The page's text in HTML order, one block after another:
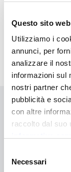
Questo sito
Utilizziamo i
annunci, per
analizzare il
informazioni sul
nostri partner
pubblicità e
con altre
raccolto dal suo
delNecessari
1,200
Printed
price
3,370€
Didn't
Contact us for